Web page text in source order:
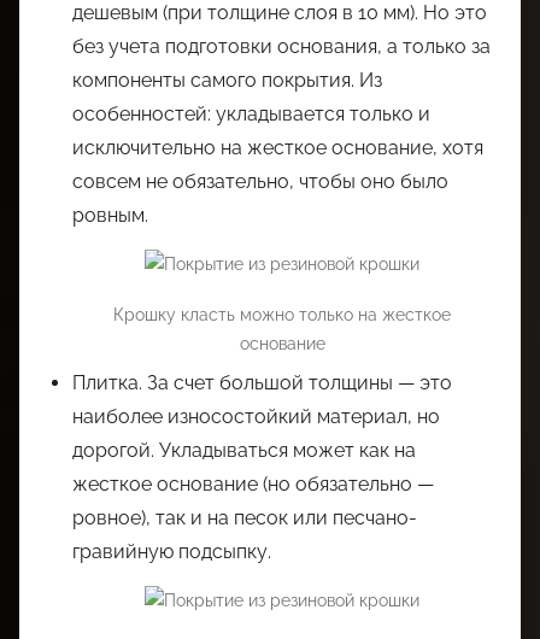
дешевым (при толщине слоя в 10 мм). Но это
без учета подготовки основания, а только за
компоненты самого покрытия. Из
особенностей: укладывается только и
исключительно на жесткое основание, хотя
совсем не обязательно, чтобы оно было
ровным.
Крошку класть можно только на жесткое
основание
Плитка. За счет большой толщины — это
наиболее износостойкий материал, но
дорогой. Укладываться может как на
жесткое основание (но обязательно —
ровное), так и на песок или песчано-
гравийную подсыпку.